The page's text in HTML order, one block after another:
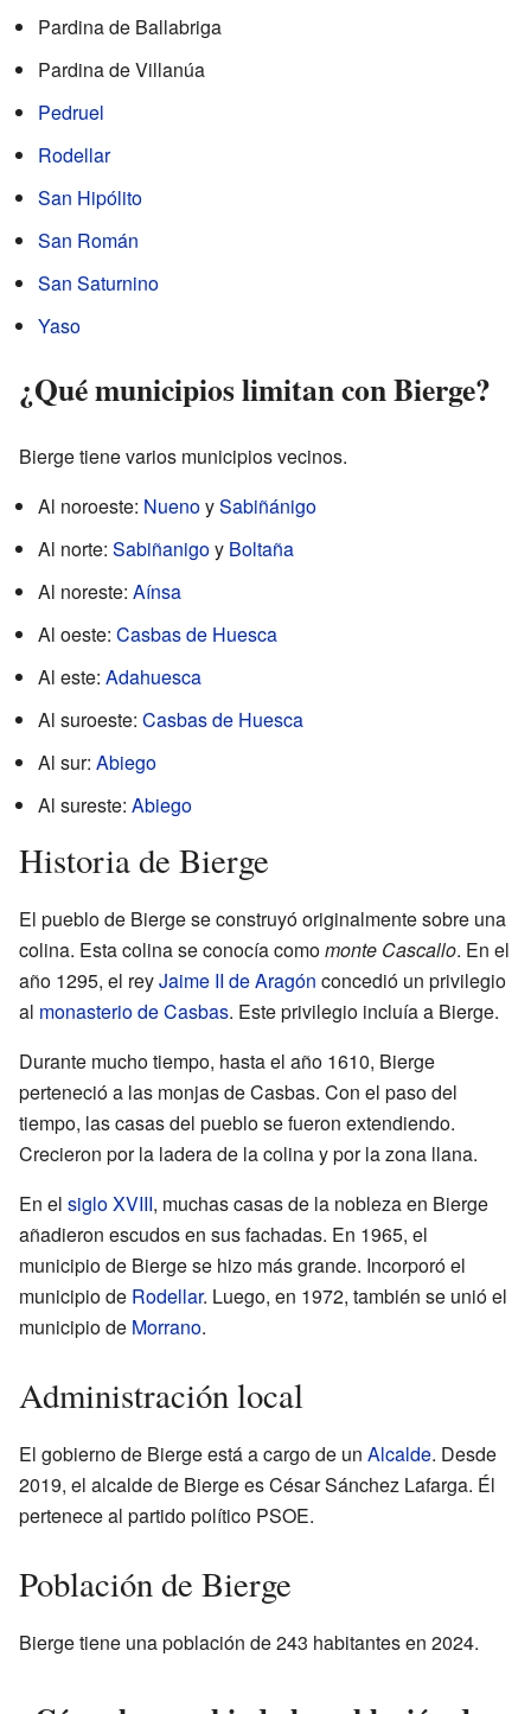
Pardina de Ballabriga
Pardina de Villanúa
Pedruel
Rodellar
San Hipólito
San Román
San Saturnino
Yaso
¿Qué municipios limitan con Bierge?
Bierge tiene varios municipios vecinos.
Al noroeste: NuenoySabiñánigo
Al norte: Sabiñanigoy Boltaña
Al noreste: Aínsa
Al oeste: Casbas de Huesca
Al este: Adahuesca
Al suroeste: Casbas de Huesca
Al sur: Abiego
Al sureste: Abiego
Historia de Bierge
El pueblo de Bierge se construyó originalmente sobre una
colina. Esta colina se conocía comomonte Cascallo. En el
año 1295, el reyJaime II de Aragón concedió un privilegio
al monasterio de Casbas. Este privilegio incluía a Bierge.
Durante mucho tiempo, hasta el año 1610, Bierge
perteneció a las monjas de Casbas. Con el paso del
tiempo, las casas del pueblo se fueron extendiendo.
Crecieron por la ladera de la colina y por la zona llana.
En el siglo XVIII, muchas casas de la nobleza en Bierge
añadieron escudos en sus fachadas. En 1965, el
municipio de Bierge se hizo más grande. Incorporó el
municipio de Rodellar. Luego, en 1972, también se unió el
municipio de Morrano.
Administración local
El gobierno de Bierge está a cargo de un Alcalde. Desde
2019, el alcalde de Bierge es César Sánchez Lafarga. Él
pertenece al partido político PSOE.
Población de Bierge
Bierge tiene una población de 243 habitantes en 2024.